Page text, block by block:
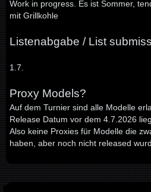
Work in progress. Es ist Sommer,
mit Grillkohle
Listenabgabe / List
1.7.
Proxy Models?
Auf dem Turnier sind alle Modelle
Release Datum vor dem 4.7.2026
Also keine Proxies für Modelle die
haben, aber noch nicht released